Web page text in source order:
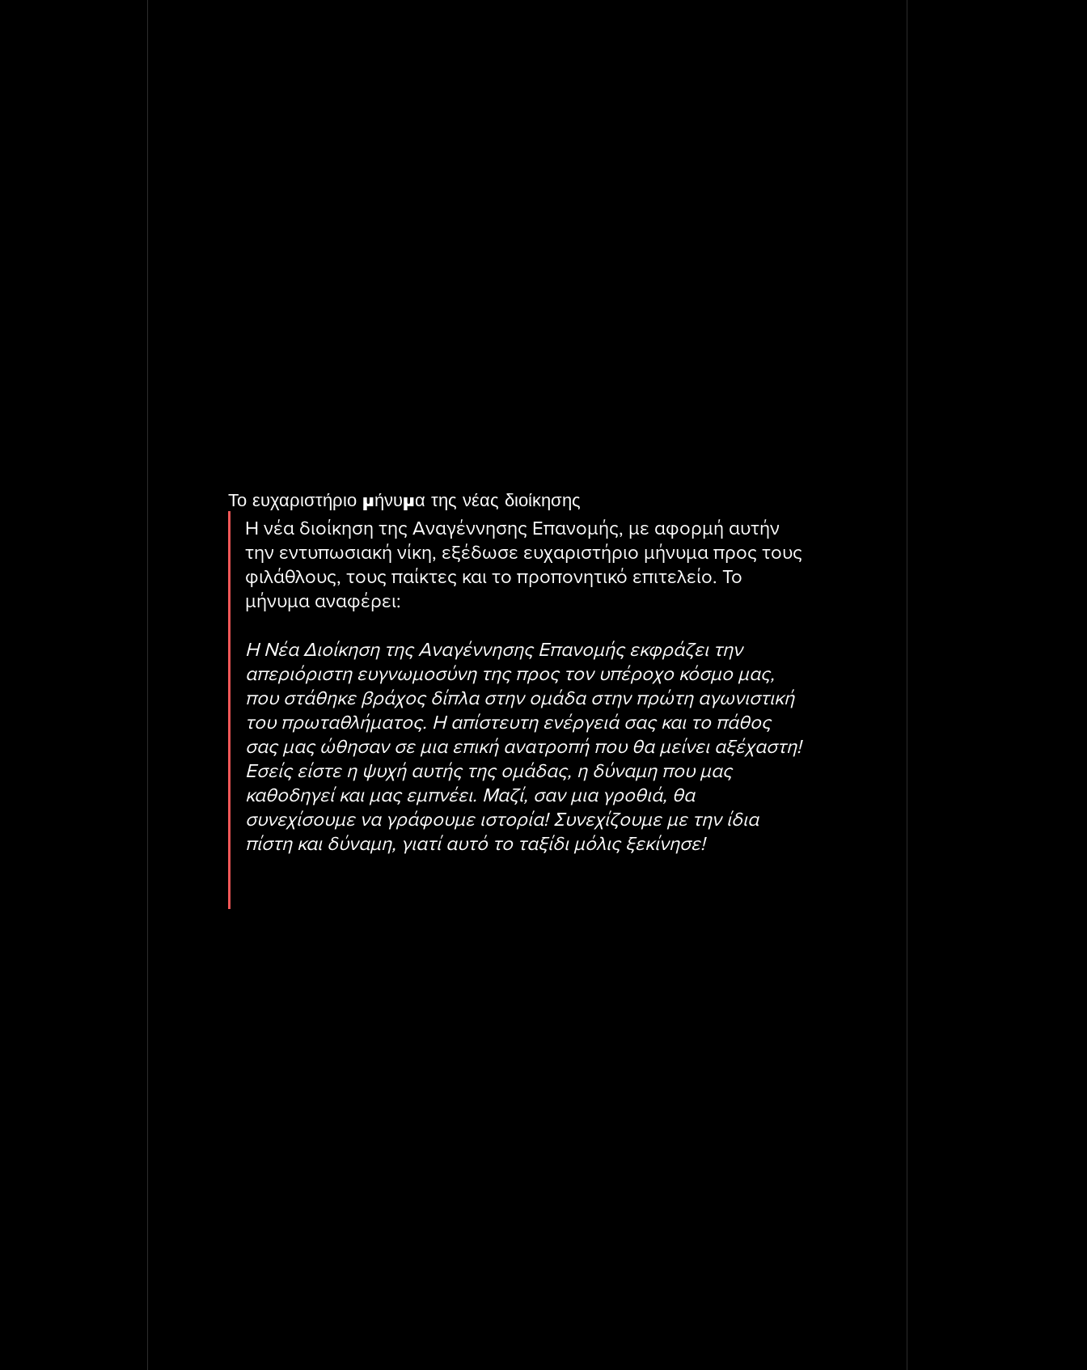
Το ευχαριστήριο μήνυμα της νέας διοίκησης
Η νέα διοίκηση της Αναγέννησης Επανομής, με αφορμή αυτήν
την εντυπωσιακή νίκη, εξέδωσε ευχαριστήριο μήνυμα προς τους
φιλάθλους, τους παίκτες και το προπονητικό επιτελείο. Το
μήνυμα αναφέρει:
Η Νέα Διοίκηση της Αναγέννησης Επανομής εκφράζει την
απεριόριστη ευγνωμοσύνη της προς τον υπέροχο κόσμο μας,
που στάθηκε βράχος δίπλα στην ομάδα στην πρώτη αγωνιστική
του πρωταθλήματος. Η απίστευτη ενέργειά σας και το πάθος
σας μας ώθησαν σε μια επική ανατροπή που θα μείνει αξέχαστη!
Εσείς είστε η ψυχή αυτής της ομάδας, η δύναμη που μας
καθοδηγεί και μας εμπνέει. Μαζί, σαν μια γροθιά, θα
συνεχίσουμε να γράφουμε ιστορία! Συνεχίζουμε με την ίδια
πίστη και δύναμη, γιατί αυτό το ταξίδι μόλις ξεκίνησε!